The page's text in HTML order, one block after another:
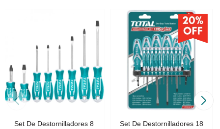
Set De Destornilladores 8
Set De Destornilladores 18